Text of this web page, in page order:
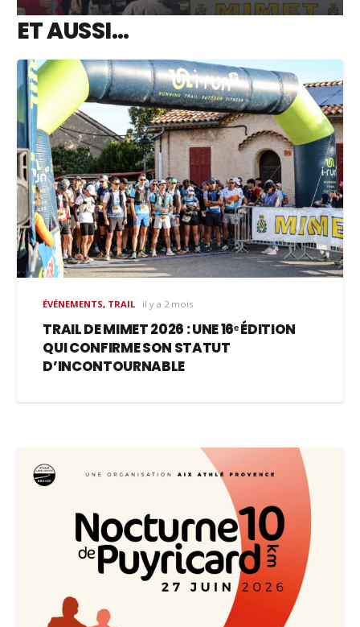
ET AUSSI…
ÉVÉNEMENTS, TRAIL il y a 2 mois
TRAIL DE MIMET 2026 : UNE 16ᵉ ÉDITION
QUI CONFIRME SON STATUT
D’INCONTOURNABLE